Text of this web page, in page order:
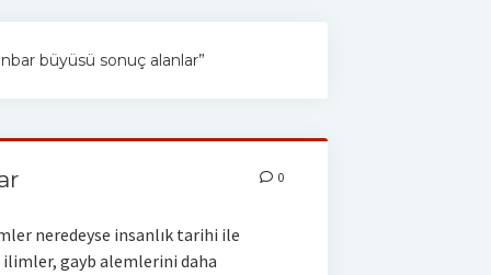
büyüsü sonuç alanlar”
0
neredeyse insanlık tarihi ile
ilimler, gayb alemlerini daha